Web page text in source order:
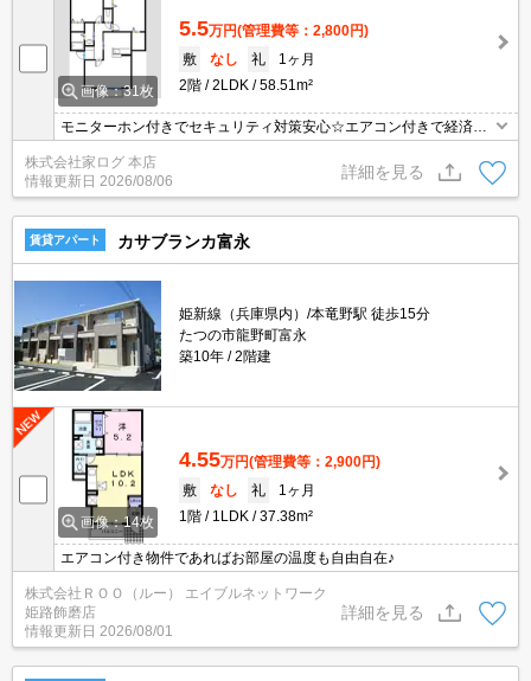
画像：31枚
5.5万円(管理費等：2,800円)
敷
なし 礼
1ヶ月
2階
2LDK 58.51m²
モニターホン付きでセキュリティ対策安心☆エアコン付きで経済的
です♪
株式会社家ログ 本店
情報更新日 2026/08/06
詳細を見る
賃貸アパート カサブランカ富永
姫新線（兵庫県内）/本竜野駅 徒歩15分
たつの市龍野町富永
築10年
2階建
画像：14枚
4.55万円(管理費等：2,900円)
敷
なし 礼
1ヶ月
1階
1LDK 37.38m²
エアコン付き物件であればお部屋の温度も自由自在♪
株式会社ＲＯＯ（ルー） エイブルネットワーク
姫路飾磨店
情報更新日 2026/08/01
詳細を見る